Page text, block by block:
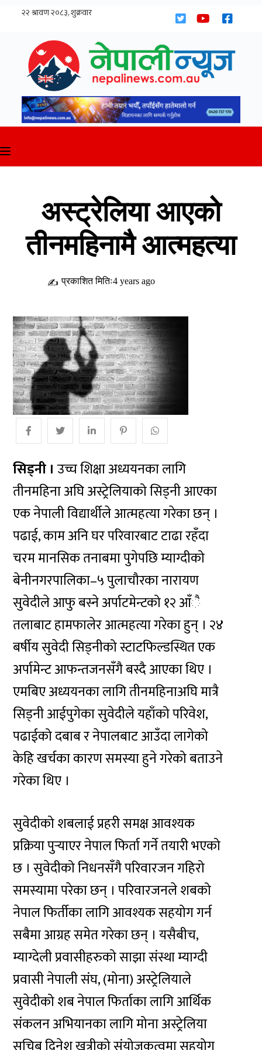
अस्ट्रेलिया आएको
तीनमहिनामै आत्महत्या
✍ प्रकाशित मितिः4 years ago
सिड्नी । उच्च शिक्षा अध्ययनका लागि
तीनमहिना अघि अस्ट्रेलियाको सिड्नी आएका
एक नेपाली विद्यार्थीले आत्महत्या गरेका छन् ।
पढाई, काम अनि घर परिवारबाट टाढा रहँदा
चरम मानसिक तनाबमा पुगेपछि म्याग्दीको
बेनीनगरपालिका–५ पुलाचौरका नारायण
सुवेदीले आफु बस्ने अर्पाटमेन्टको १२ आँै
तलाबाट हामफालेर आत्महत्या गरेका हुन् । २४
बर्षीय सुवेदी सिड्नीको स्टाटफिल्डस्थित एक
अर्पामेन्ट आफन्तजनसँगै बस्दै आएका थिए ।
एमबिए अध्ययनका लागि तीनमहिनाअघि मात्रै
सिड्नी आईपुगेका सुवेदीले यहाँको परिवेश,
पढाईको दबाब र नेपालबाट आउँदा लागेको
केहि खर्चका कारण समस्या हुने गरेको बताउने
गरेका थिए ।
सुवेदीको शबलाई प्रहरी समक्ष आवश्यक
प्रक्रिया पुर्‍याएर नेपाल फिर्ता गर्ने तयारी भएको
छ । सुवेदीको निधनसँगै परिवारजन गहिरो
समस्यामा परेका छन् । परिवारजनले शबको
नेपाल फिर्तीका लागि आवश्यक सहयोग गर्न
सबैमा आग्रह समेत गरेका छन् । यसैबीच,
म्याग्देली प्रवासीहरुको साझा संस्था म्याग्दी
प्रवासी नेपाली संघ, (मोना) अस्ट्रेलियाले
सुवेदीको शब नेपाल फिर्ताका लागि आर्थिक
संकलन अभियानका लागि मोना अस्ट्रेलिया